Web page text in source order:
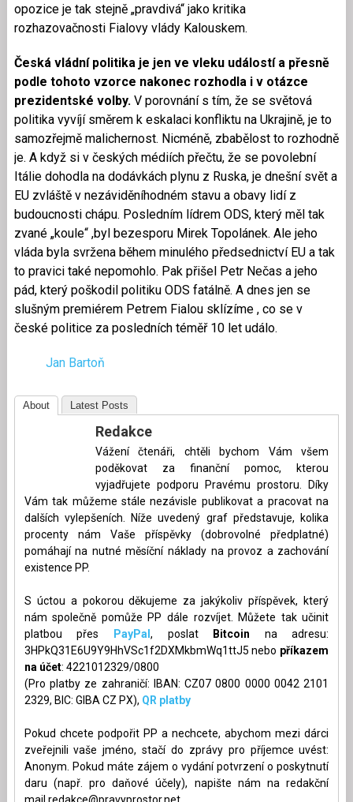
opozice je tak stejně „pravdivá“ jako kritika
rozhazovačnosti Fialovy vlády Kalouskem.
Česká vládní politika je jen ve vleku událostí a přesně
podle tohoto vzorce nakonec rozhodla i v otázce
prezidentské volby. V porovnání s tím, že se světová
politika vyvíjí směrem k eskalaci konfliktu na Ukrajině, je to
samozřejmě malichernost. Nicméně, zbabělost to rozhodně
je. A když si v českých médiích přečtu, že se povolební
Itálie dohodla na dodávkách plynu z Ruska, je dnešní svět a
EU zvláště v nezáviděníhodném stavu a obavy lidí z
budoucnosti chápu. Posledním lídrem ODS, který měl tak
zvané „koule“ ,byl bezesporu Mirek Topolánek. Ale jeho
vláda byla svržena během minulého předsednictví EU a tak
to pravici také nepomohlo. Pak přišel Petr Nečas a jeho
pád, který poškodil politiku ODS fatálně. A dnes jen se
slušným premiérem Petrem Fialou sklízíme , co se v
české politice za posledních téměř 10 let událo.
Jan Bartoň
About Latest Posts
Redakce
Vážení čtenáři, chtěli bychom Vám všem
poděkovat za finanční pomoc, kterou
vyjadřujete podporu Pravému prostoru. Díky
Vám tak můžeme stále nezávisle publikovat a pracovat na
dalších vylepšeních. Níže uvedený graf představuje, kolika
procenty nám Vaše příspěvky (dobrovolné předplatné)
pomáhají na nutné měsíční náklady na provoz a zachování
existence PP.
S úctou a pokorou děkujeme za jakýkoliv příspěvek, který
nám společně pomůže PP dále rozvíjet. Můžete tak učinit
platbou přes
PayPal, poslat Bitcoin na adresu:
3HPkQ31E6U9Y9HhVSc1f2DXMkbmWq1ttJ5 nebo příkazem
na účet: 4221012329/0800
(Pro platby ze zahraničí: IBAN: CZ07 0800 0000 0042 2101
2329, BIC: GIBA CZ PX), QR platby
Pokud chcete podpořit PP a nechcete, abychom mezi dárci
zveřejnili vaše jméno, stačí do zprávy pro příjemce uvést:
Anonym. Pokud máte zájem o vydání potvrzení o poskytnutí
daru (např. pro daňové účely), napište nám na redakční
mail redakce@pravyprostor.net